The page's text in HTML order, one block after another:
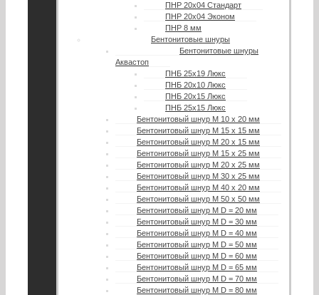
ПНР 20х04 Стандарт
ПНР 20х04 Эконом
ПНР 8 мм
Бентонитовые шнуры
Бентонитовые шнуры
Аквастоп
ПНБ 25х19 Люкс
ПНБ 20х10 Люкс
ПНБ 20х15 Люкс
ПНБ 25х15 Люкс
Бентонитовый шнур М 10 х 20 мм
Бентонитовый шнур М 15 х 15 мм
Бентонитовый шнур М 20 х 15 мм
Бентонитовый шнур М 15 х 25 мм
Бентонитовый шнур М 20 х 25 мм
Бентонитовый шнур М 30 х 25 мм
Бентонитовый шнур М 40 х 20 мм
Бентонитовый шнур М 50 х 50 мм
Бентонитовый шнур М D = 20 мм
Бентонитовый шнур М D = 30 мм
Бентонитовый шнур М D = 40 мм
Бентонитовый шнур М D = 50 мм
Бентонитовый шнур М D = 60 мм
Бентонитовый шнур М D = 65 мм
Бентонитовый шнур М D = 70 мм
Бентонитовый шнур М D = 80 мм